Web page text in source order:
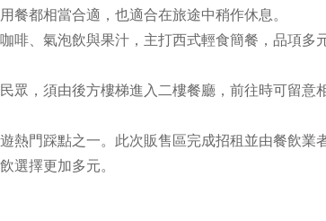
都相當合適，也適合在旅途中稍作休息。
啡、氣泡飲與果汁，主打西式輕食簡餐，品項多
眾，須由後方樓梯進入二樓餐廳，前往時可留意
熱門踩點之一。此次販售區完成招租並由餐飲業
選擇更加多元。